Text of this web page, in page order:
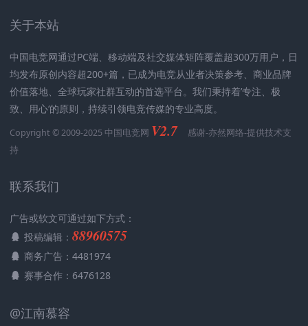
关于本站
中国电竞网通过PC端、移动端及社交媒体矩阵覆盖超300万用户，日
均发布原创内容超200+篇，已成为电竞从业者决策参考、商业品牌
价值落地、全球玩家社群互动的首选平台。我们秉持着’专注、极
致、用心‘的原则，持续引领电竞传媒的专业高度。
Copyright © 2009-2025 中国电竞网 V2.7 感谢-亦然网络-提供技术支
持
联系我们
广告或软文可通过如下方式：
投稿编辑： 88960575
商务广告：4481974
赛事合作：6476128
@江南慕容